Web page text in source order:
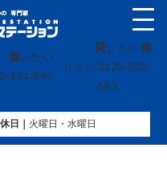
買いたい
424-544
貸し たい 借
り たい 0120-302-
563
⽇｜ 火曜⽇・水曜⽇
»宮城県柴田郡大河原町